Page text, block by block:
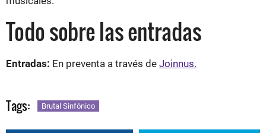
Todo sobre las entradas
Entradas: En preventa a través de Joinnus.
Tags: Brutal Sinfónico